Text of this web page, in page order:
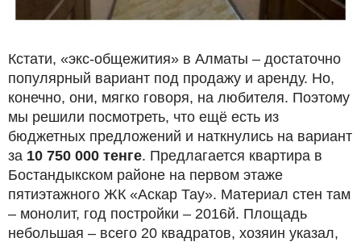
Кстати, «экс-общежития» в Алматы – достаточно
популярный вариант под продажу и аренду. Но,
конечно, они, мягко говоря, на любителя. Поэтому
мы решили посмотреть, что ещё есть из
бюджетных предложений и наткнулись на вариант
за 10 750 000 тенге. Предлагается квартира в
Бостандыкском районе на первом этаже
пятиэтажного ЖК «Аскар Тау». Материал стен там
– монолит, год постройки – 2016й. Площадь
небольшая – всего 20 квадратов, хозяин указал,